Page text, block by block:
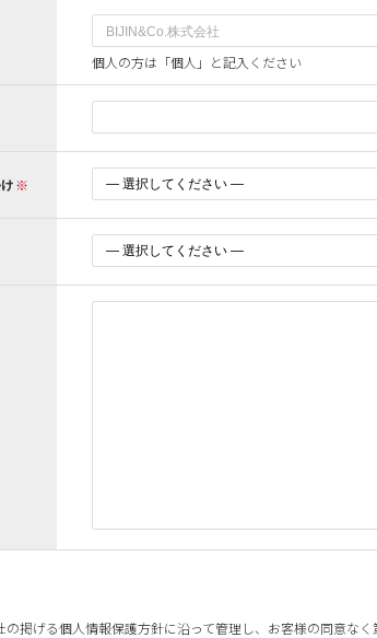
個人の方は「個人」と記入ください
掲げる個人情報保護方針に沿って管理し、お客様の同意なく